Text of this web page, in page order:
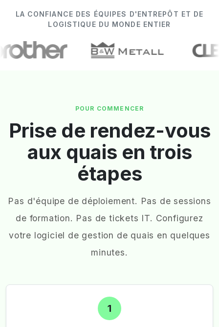
LA CONFIANCE DES ÉQUIPES D'ENTREPÔT ET DE
LOGISTIQUE DU MONDE ENTIER
POUR COMMENCER
Prise de rendez-vous
aux quais en trois
étapes
Pas d'équipe de déploiement. Pas de sessions
de formation. Pas de tickets IT. Configurez
votre logiciel de gestion de quais en quelques
minutes.
1